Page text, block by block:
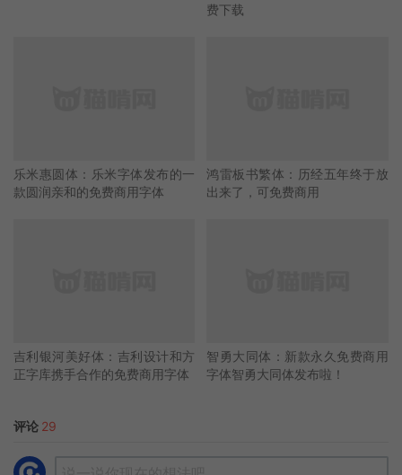
费下载
乐米惠圆体：乐米字体发布的一
款圆润亲和的免费商用字体
鸿雷板书繁体：历经五年终于放
出来了，可免费商用
吉利银河美好体：吉利设计和方
正字库携手合作的免费商用字体
智勇大同体：新款永久免费商用
字体智勇大同体发布啦！
评论 29